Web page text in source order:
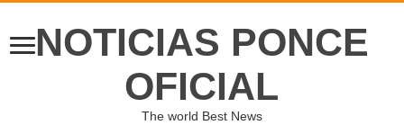
NOTICIAS PONCE
OFICIAL
The world Best News